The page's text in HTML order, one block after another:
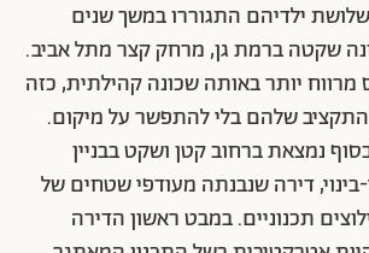
ילדיהם התגוררו במשך שנים
שקטה ברמת גן, מרחק קצר מתל אביב.
מרווח יותר באותה שכונה קהילתית, כזה
שלהם בלי להתפשר על מיקום.
נמצאת ברחוב קטן ושקט בבניין
בינוי, דירה שנבנתה מעודפי שטחים של
תכנוניים. במבט ראשון הדירה